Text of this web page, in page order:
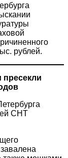
рублей.
пресекли
СНТ